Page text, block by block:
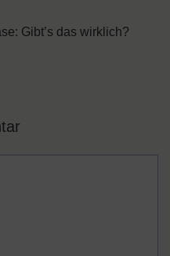
Gibt’s das wirklich?